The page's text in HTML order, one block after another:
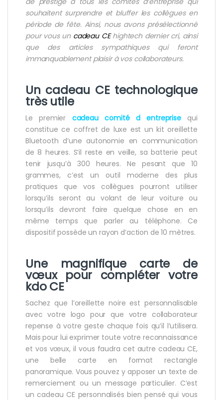
souhaitent surprendre et bluffer les collègues en
période de fête. Ainsi, nous avons présélectionné
pour vous un cadeau CE hightech dernier cri, ainsi
que des articles sympathiques qui feront
immanquablement plaisir à vos collaborateurs.
Un cadeau CEtechnologique
très utile
Le premier cadeau comité d entreprise
qui
constitue ce coffret de luxe est un kit oreillette
Bluetooth d’une autonomie en communication
de 8 heures. S’il reste en veille, sa batterie peut
tenir jusqu’à 300 heures. Ne pesant que 10
grammes, c’est un outil moderne des plus
pratiques que vos collègues pourront utiliser
lorsqu’ils seront au volant de leur voiture ou
lorsqu’ils devront faire quelque chose en en
même temps que parler au téléphone. Ce
dispositif possède un rayon d’action de 10 mètres.
Une magnifique carte de
vœux pour compléter votre
kdo CE
Sachez que l’oreillette noire est personnalisable
avec votre logo pour que votre collaborateur
repense à votre geste chaque fois qu’il l’utilisera.
Mais pour lui exprimer toute votre reconnaissance
et vos vœux, il vous faudra cet autre cadeau CE,
une belle carte en format rectangle
panoramique. Vous pouvez y apposer un texte de
remerciement ou un message particulier. C’est
un cadeau CE personnalisés bien pensé qui vous